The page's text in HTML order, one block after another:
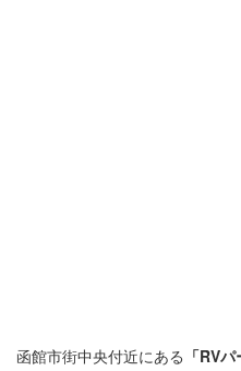
函館市街中央付近にある 「RV